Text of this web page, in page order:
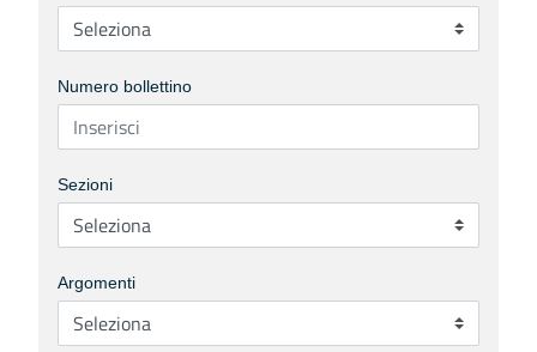
Numero bollettino
Sezioni
Argomenti